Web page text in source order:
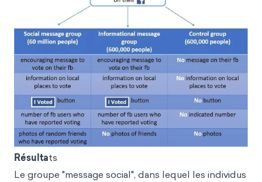
Résultats
Le groupe "message social", dans lequel les individus